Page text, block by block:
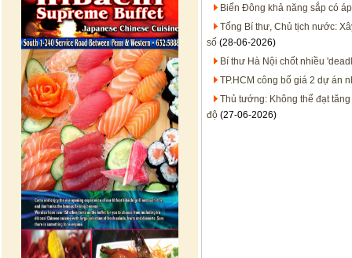
Biển Đông khả năng sắp có
Tổng Bí thư, Chủ tịch nước:
số (28-06-2026)
Bí thư Hà Nội chốt nhiều
TP.HCM công bố giá 2 dự án
Thủ tướng: Không thể đạt
độ (27-06-2026)